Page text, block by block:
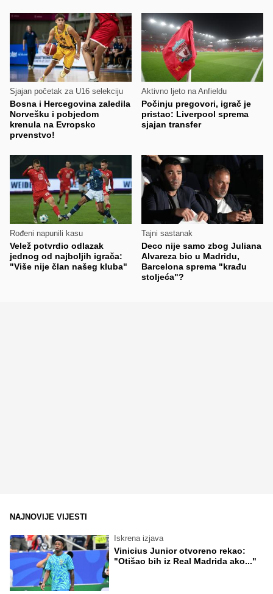
Sjajan početak za U16 selekciju
Bosna i Hercegovina zaledila
Norvešku i pobjedom
krenula na Evropsko
prvenstvo!
Aktivno ljeto na Anfieldu
Počinju pregovori, igrač je
pristao: Liverpool sprema
sjajan transfer
Rođeni napunili kasu
Velež potvrdio odlazak
jednog od najboljih igrača:
"Više nije član našeg kluba"
Tajni sastanak
Deco nije samo zbog Juliana
Alvareza bio u Madridu,
Barcelona sprema "krađu
stoljeća"?
NAJNOVIJE VIJESTI
Iskrena izjava
Vinicius Junior otvoreno rekao:
"Otišao bih iz Real Madrida ako..."